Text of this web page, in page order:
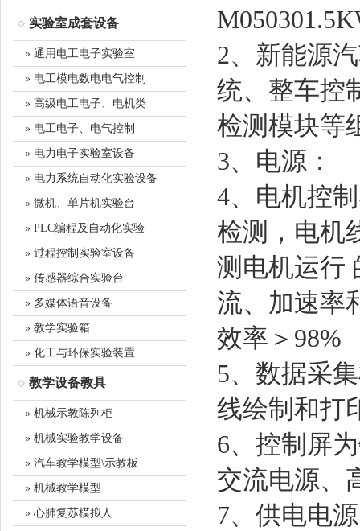
实验室成套设备
» 通用电工电子实验室
» 电工模电数电电气控制
» 高级电工电子、电机类
» 电工电子、电气控制
» 电力电子实验室设备
» 电力系统自动化实验设备
» 微机、单片机实验台
» PLC编程及自动化实验
» 过程控制实验室设备
» 传感器综合实验台
» 多媒体语音设备
» 教学实验箱
» 化工与环保实验装置
教学设备教具
» 机械示教陈列柜
» 机械实验教学设备
» 汽车教学模型\示教板
» 机械教学模型
» 心肺复苏模拟人
2、新能源
统、整车控
检测模块等
3、电源：
4、电机控
检测，电机
测电机运行
流、加速率
效率＞98%
5、数据采
线绘制和打
6、控制屏
交流电源、
7、供电电